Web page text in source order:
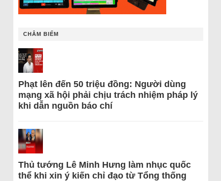
CHÂM BIẾM
Phạt lên đến 50 triệu đồng: Người dùng
mạng xã hội phải chịu trách nhiệm pháp lý
khi dẫn nguồn báo chí
Thủ tướng Lê Minh Hưng làm nhục quốc
thể khi xin ý kiến chỉ đạo từ Tổng thống